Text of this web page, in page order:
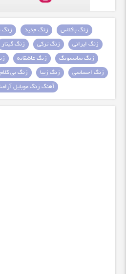
زنگ باکلاس زنگ جدید زنگ
زنگ ایرانی
زنگ ترکی زنگ گیتار
زنگ سامسونگ
زنگ عاشقانه
زنگ احساسی
زنگ زیبا زنگ بی کلام
آهنگ زنگ موبایل